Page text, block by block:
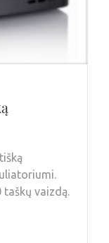
vaizdą.